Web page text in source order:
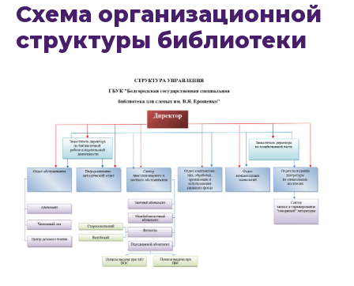
Схема организационной
структуры библиотеки